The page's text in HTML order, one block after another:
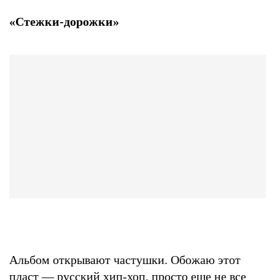
«Стежки-дорожки»
Альбом открывают частушки. Обожаю этот
пласт — русский хип-хоп, просто еще не все